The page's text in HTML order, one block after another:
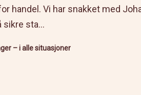
handel. Vi har snakket med
sikre sta...
– i alle situasjoner